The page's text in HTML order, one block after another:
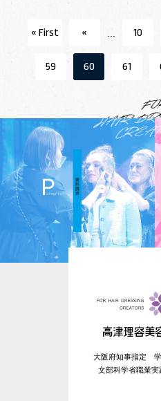
« First « 10
59 60 61
大阪府知事指定
文部科学省職業実